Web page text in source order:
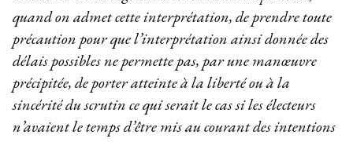
quand on admet cette interprétation, de prendre toute
précaution pour que l’interprétation ainsi donnée des
délais possibles ne permette pas, par une manœuvre
précipitée, de porter atteinte à la liberté ou à la
sincérité du scrutin ce qui serait le cas si les électeurs
n’avaient le temps d’être mis au courant des intentions